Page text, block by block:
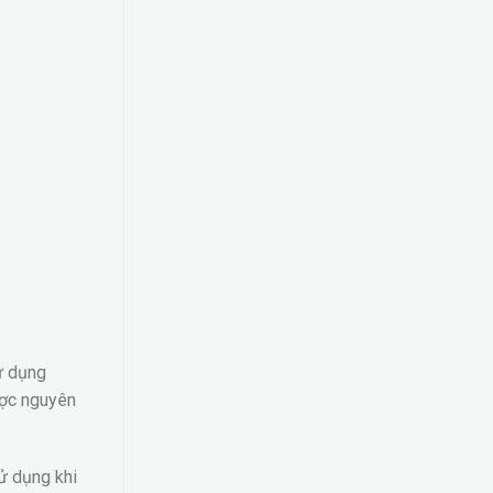
dụng
nguyên
dụng khi